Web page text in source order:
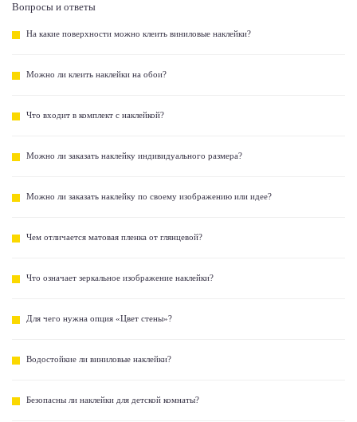
Вопросы и ответы
На какие поверхности можно клеить виниловые наклейки?
Можно ли клеить наклейки на обои?
Что входит в комплект с наклейкой?
Можно ли заказать наклейку индивидуального размера?
Можно ли заказать наклейку по своему изображению или идее?
Чем отличается матовая пленка от глянцевой?
Что означает зеркальное изображение наклейки?
Для чего нужна опция «Цвет стены»?
Водостойкие ли виниловые наклейки?
Безопасны ли наклейки для детской комнаты?